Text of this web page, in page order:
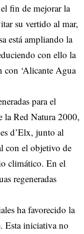
fin de mejorar la
su vertido al mar,
está ampliando la
con ello la
con ‘Alicante Agua
para el
la Red Natura 2000,
d’Elx, junto al
con el objetivo de
climático. En el
regeneradas
ha favorecido la
Esta iniciativa no